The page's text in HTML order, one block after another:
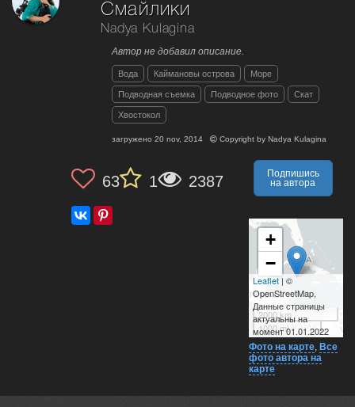
Смайлики
Nadya Kulagina
Автор не добавил описание.
Вода Каймановы острова Море
Подводная съемка Подводное фото Скат
Хвостокол
загружено 20 nov, 2014 Copyright by Nadya Kulagina
63 1 2387
Подпишись
на автора
+
−
2000 km
1000 mi
Leaflet| ©
OpenStreetMap,
Данные страницы
актуальны на
момент 01.01.2022
Фото на карте, Все
фото автора на
карте